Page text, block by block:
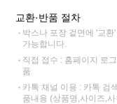
교환·반품 절차
박스나 포장 겉면에 '교
가능합니다.
직접 접수 : 홈페이지 로
품
카톡 채널 이용 : 카톡 검
품내용 (상품명,사이즈,